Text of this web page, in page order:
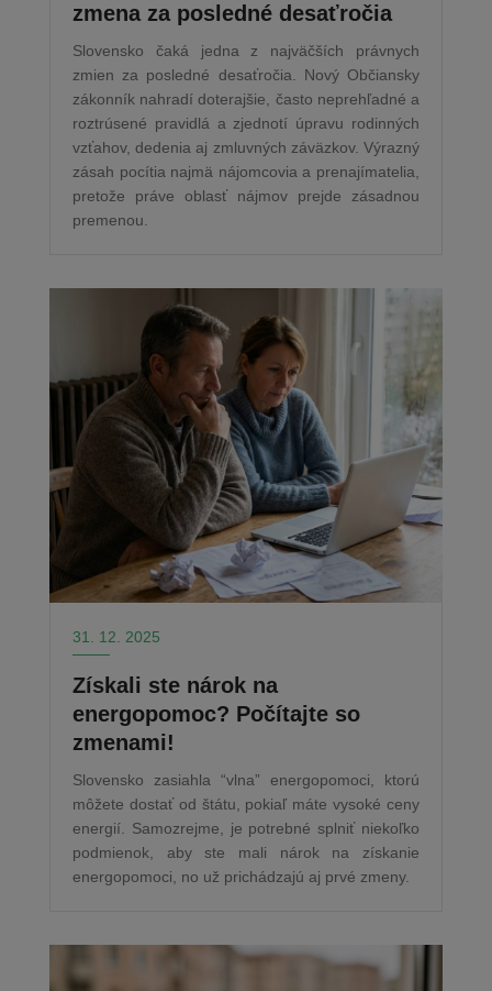
zmena za posledné desaťročia
Slovensko čaká jedna z najväčších právnych
zmien za posledné desaťročia. Nový Občiansky
zákonník nahradí doterajšie, často neprehľadné a
roztrúsené pravidlá a zjednotí úpravu rodinných
vzťahov, dedenia aj zmluvných záväzkov. Výrazný
zásah pocítia najmä nájomcovia a prenajímatelia,
pretože práve oblasť nájmov prejde zásadnou
premenou.
31. 12. 2025
Získali ste nárok na
energopomoc? Počítajte so
zmenami!
Slovensko zasiahla “vlna” energopomoci, ktorú
môžete dostať od štátu, pokiaľ máte vysoké ceny
energií. Samozrejme, je potrebné splniť niekoľko
podmienok, aby ste mali nárok na získanie
energopomoci, no už prichádzajú aj prvé zmeny.